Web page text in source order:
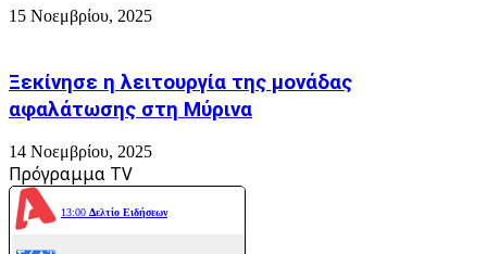
15 Νοεμβρίου, 2025
Ξεκίνησε η λειτουργία της μονάδας
αφαλάτωσης στη Μύρινα
14 Νοεμβρίου, 2025
Πρόγραμμα TV